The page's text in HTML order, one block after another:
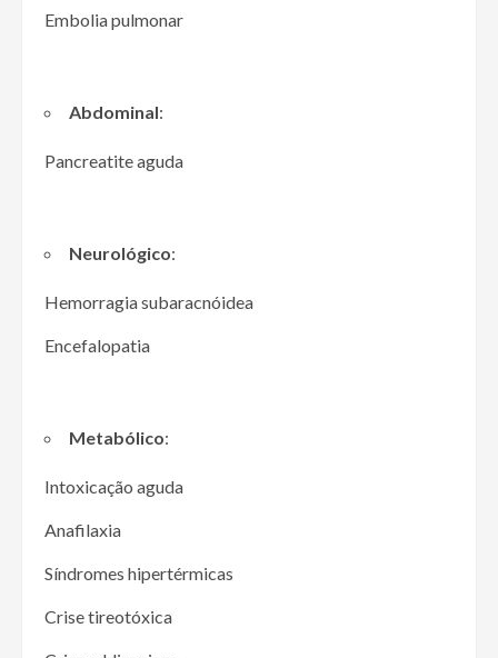
Embolia pulmonar
Abdominal:
Pancreatite aguda
Neurológico:
Hemorragia subaracnóidea
Encefalopatia
Metabólico:
Intoxicação aguda
Anafilaxia
Síndromes hipertérmicas
Crise tireotóxica